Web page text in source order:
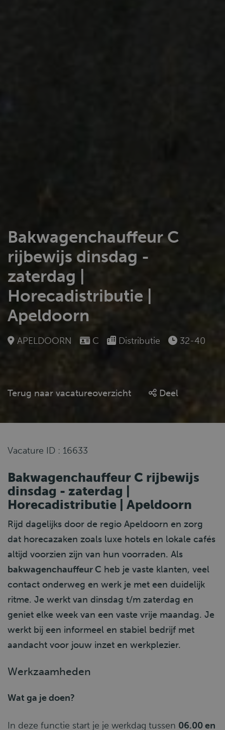
Bakwagenchauffeur C
rijbewijs dinsdag -
zaterdag |
Horecadistributie |
Apeldoorn
APELDOORN C Distributie 32-40
Terug naar vacatureoverzicht Deel
Vacature ID : 16633
Bakwagenchauffeur C rijbewijs
dinsdag - zaterdag |
Horecadistributie | Apeldoorn
Rijd dagelijks door de regio Apeldoorn en zorg
dat horecazaken zoals luxe hotels en lokale cafés
altijd voorzien zijn van hun voorraden. Als
bakwagenchauffeur C heb je vaste klanten, veel
contact onderweg en werk je met een duidelijk
ritme. Je werkt van dinsdag t/m zaterdag en
geniet elke week van een vaste vrije maandag. Je
werkt bij een informeel en stabiel bedrijf met
aandacht voor jouw inzet en werkplezier.
Werkzaamheden
Wat ga je doen?
In deze functie start je je werkdag tussen 06.00 en